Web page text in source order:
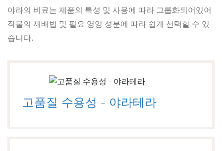
야라의 비료는 제품의 특성 및 사용에 따라 그룹화되어있어
작물의 재배법 및 필요 영양 성분에 따라 쉽게 선택할 수 있
습니다.
고품질 수용성 - 야라테라